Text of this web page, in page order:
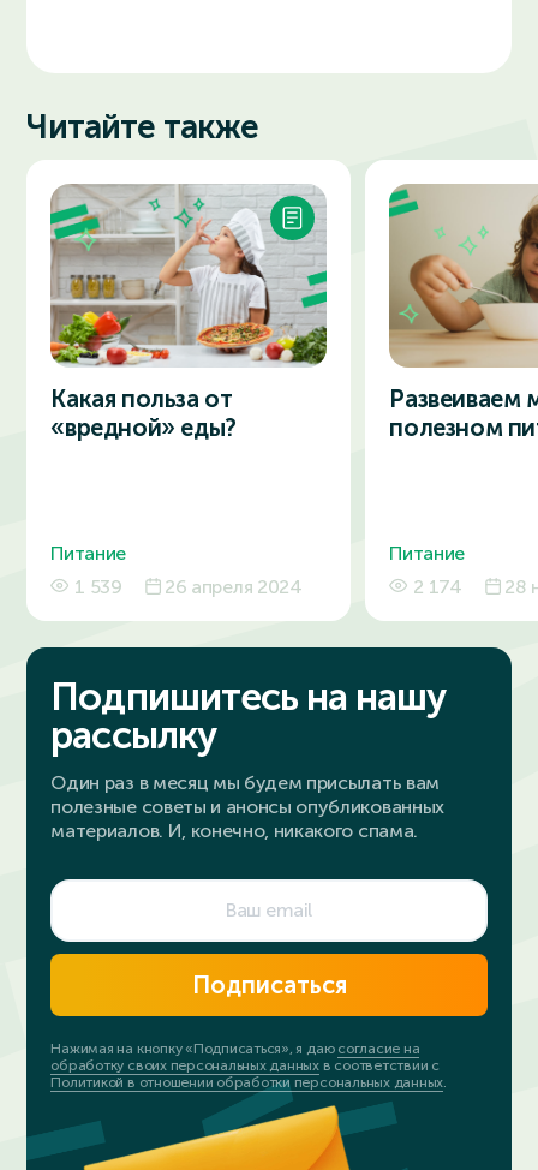
Читайте также
Какая польза от
«вредной» еды?
Питание
1 539
26 апреля 2024
Развеиваем
полезном
Питание
2 174
28
Подпишитесь на нашу
рассылку
Один раз в месяц мы будем присылать вам
полезные советы и анонсы опубликованных
материалов. И, конечно, никакого спама.
Подписаться
Нажимая на кнопку «Подписаться», я даю согласие на
обработку своих персональных данных в соответствии с
Политикой в отношении обработки персональных данных